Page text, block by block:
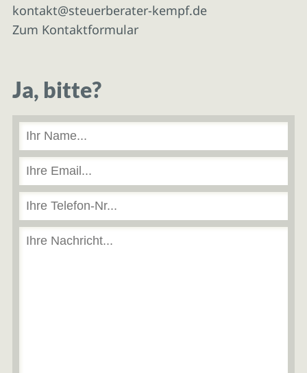
kontakt@steuerberater-kempf.de
Zum Kontaktformular
Ja, bitte?